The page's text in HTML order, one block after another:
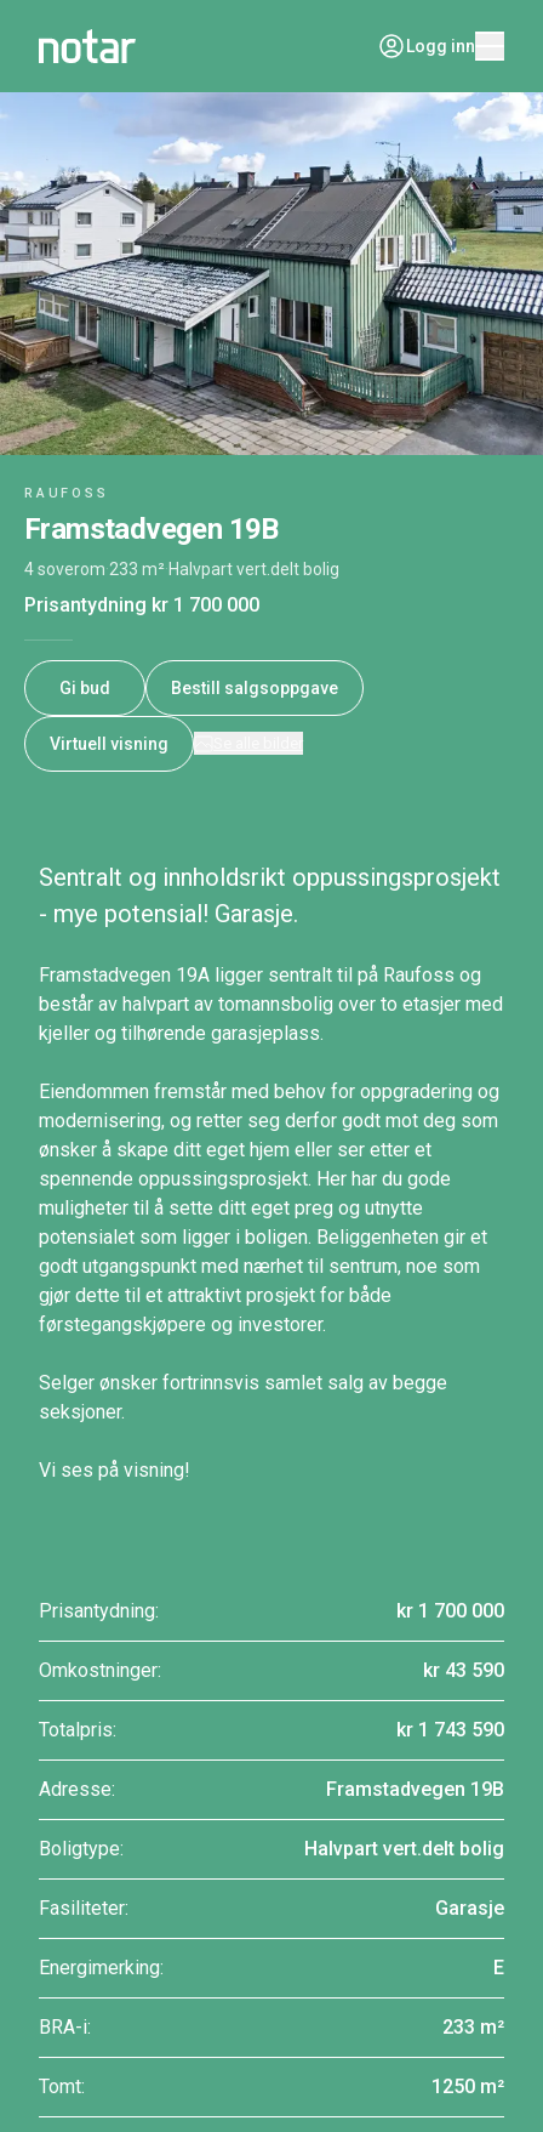
Logg inn
RAUFOSS
Framstadvegen 19B
4 soverom·233 m²·Halvpart vert.delt bolig
Prisantydning kr 1 700 000
Gi bud Bestill salgsoppgave
Virtuell visning
Sentralt og innholdsrikt oppussingsprosjekt
- mye potensial! Garasje.
Framstadvegen 19A ligger sentralt til på Raufoss og
består av halvpart av tomannsbolig over to etasjer med
kjeller og tilhørende garasjeplass.
Eiendommen fremstår med behov for oppgradering og
modernisering, og retter seg derfor godt mot deg som
ønsker å skape ditt eget hjem eller ser etter et
spennende oppussingsprosjekt. Her har du gode
muligheter til å sette ditt eget preg og utnytte
potensialet som ligger i boligen. Beliggenheten gir et
godt utgangspunkt med nærhet til sentrum, noe som
gjør dette til et attraktivt prosjekt for både
førstegangskjøpere og investorer.
Selger ønsker fortrinnsvis samlet salg av begge
seksjoner.
Vi ses på visning!
Prisantydning: kr 1 700 000
Omkostninger: kr 43 590
Totalpris: kr 1 743 590
Adresse: Framstadvegen 19B
Boligtype: Halvpart vert.delt bolig
Fasiliteter: Garasje
Energimerking: E
BRA-i: 233 m²
Tomt: 1250 m²